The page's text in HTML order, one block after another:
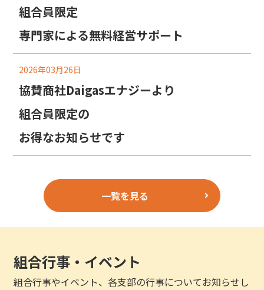
組合員限定
専門家による無料経営サポート
2026年03月26日
協賛商社Daigasエナジーより
組合員限定の
お得なお知らせです
一覧を見る
組合行事・イベント
組合行事やイベント、各支部の行事についてお知らせし